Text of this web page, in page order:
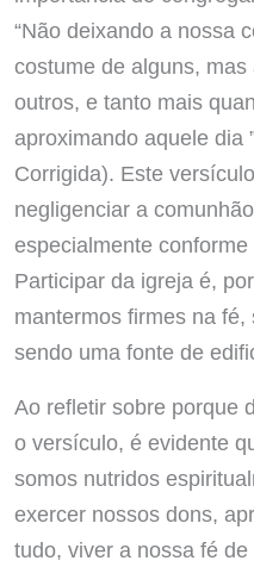
“Não deixando a nossa
costume de alguns,
outros, e tanto mais
aproximando aquele dia
Corrigida). Este
negligenciar a
especialmente
Participar da igreja é,
mantermos firmes na
sendo uma fonte de
Ao refletir sobre porque
o versículo, é evidente
somos nutridos
exercer nossos dons,
tudo, viver a nossa fé